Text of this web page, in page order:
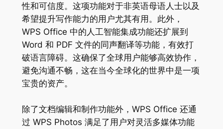
性和可信度。这项功能对于非英语母语人士以及
希望提升写作能力的用户尤其有用。此外，
WPS Office 中的人工智能集成功能还扩展到
Word 和 PDF 文件的同声翻译等功能，有效打
破语言障碍。这确保了全球用户能够高效协作，
避免沟通不畅，这在当今全球化的世界中是一项
宝贵的资产。
除了文档编辑和制作功能外，WPS Office 还通
过 WPS Photos 满足了用户对灵活多媒体功能